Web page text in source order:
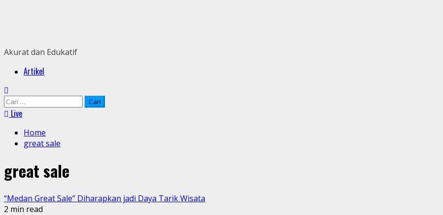
Akurat dan Edukatif
PrimaryArtikel
Cari
untuk:
Live
Home
great sale
great sale
“Medan Great Sale” Diharapkan jadi Daya Tarik Wisata
2 min read